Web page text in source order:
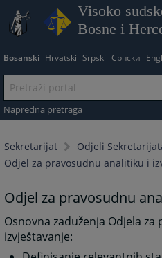
Visoko
Bosne i
Bosanski Hrvatski Srpski Српски
Napredna pretraga
Sekretarijat
Odjeli
Odjel za pravosudnu analitiku i
Odjel za pravosudnu
Osnovna zaduženja Odjela
izvještavanje: